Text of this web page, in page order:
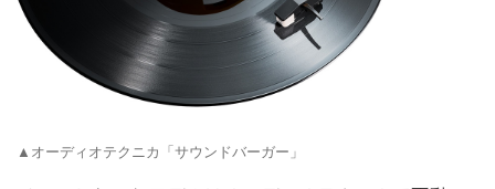
▲オーディオテクニカ「サウンドバーガー」